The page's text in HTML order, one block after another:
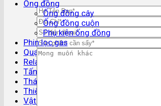
Ống đồng
Ống đồng cây
Ống đồng cuộn
Phụ kiện ống đồng
Phin lọc gas
Quạt dàn lạnh
Relay áp suất
Tấm cách nhiệt
Tháp giải nhiệt
Thiết bị điều khiển
Vật tư lạnh